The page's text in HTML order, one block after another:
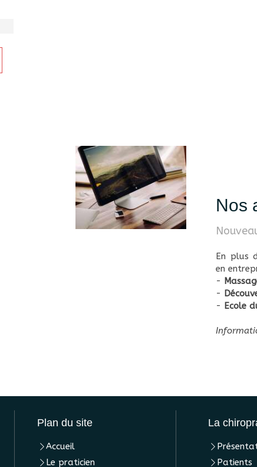
Nos
En plus
en
-
-
- Ecole
Plan du site
Accueil
Le praticien
La
Patients